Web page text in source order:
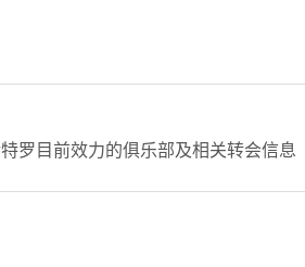
罗目前效力的俱乐部及相关转会信息